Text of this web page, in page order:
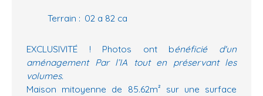
Terrain : 02 a 82 ca
EXCLUSIVITÉ ! Photos ont bénéficiéd'un
aménagement Par l’IA tout en préservant les
volumes.
Maison mitoyenne de 85.62m² sur une surface